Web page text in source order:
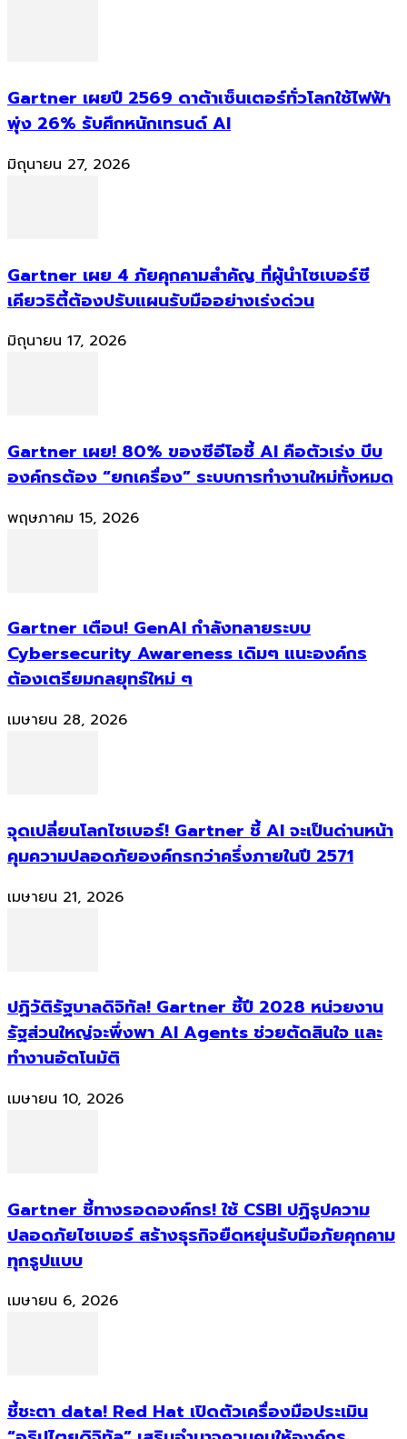
Gartner เผยปี 2569 ดาต้าเซ็นเตอร์ทั่วโลกใช้ไฟฟ้า
พุ่ง 26% รับศึกหนักเทรนด์ AI
มิถุนายน 27, 2026
Gartner เผย 4 ภัยคุกคามสำคัญ ที่ผู้นำไซเบอร์ซี
เคียวริตี้ต้องปรับแผนรับมืออย่างเร่งด่วน
มิถุนายน 17, 2026
Gartner เผย! 80% ของซีอีโอชี้ AI คือตัวเร่ง บีบ
องค์กรต้อง “ยกเครื่อง” ระบบการทำงานใหม่ทั้งหมด
พฤษภาคม 15, 2026
Gartner เตือน! GenAI กำลังทลายระบบ
Cybersecurity Awareness เดิมๆ แนะองค์กร
ต้องเตรียมกลยุทธ์ใหม่ ๆ
เมษายน 28, 2026
จุดเปลี่ยนโลกไซเบอร์! Gartner ชี้ AI จะเป็นด่านหน้า
คุมความปลอดภัยองค์กรกว่าครึ่งภายในปี 2571
เมษายน 21, 2026
ปฏิวัติรัฐบาลดิจิทัล! Gartner ชี้ปี 2028 หน่วยงาน
รัฐส่วนใหญ่จะพึ่งพา AI Agents ช่วยตัดสินใจ และ
ทำงานอัตโนมัติ
เมษายน 10, 2026
Gartner ชี้ทางรอดองค์กร! ใช้ CSBI ปฏิรูปความ
ปลอดภัยไซเบอร์ สร้างธุรกิจยืดหยุ่นรับมือภัยคุกคาม
ทุกรูปแบบ
เมษายน 6, 2026
ชี้ชะตา data! Red Hat เปิดตัวเครื่องมือประเมิน